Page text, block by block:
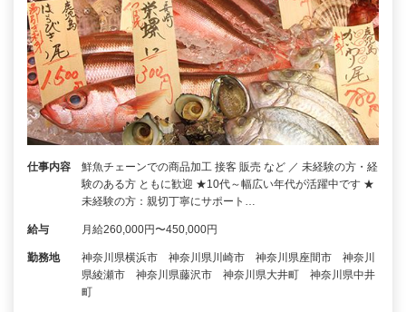
仕事内容
鮮魚チェーンでの商品加工 接客 販売 など ／ 未経験の方・経
験のある方 ともに歓迎 ★10代～幅広い年代が活躍中です ★
未経験の方：親切丁寧にサポート…
給与 月給260,000円〜450,000円
勤務地
神奈川県横浜市 神奈川県川崎市 神奈川県座間市 神奈川
県綾瀬市 神奈川県藤沢市 神奈川県大井町 神奈川県中井
町